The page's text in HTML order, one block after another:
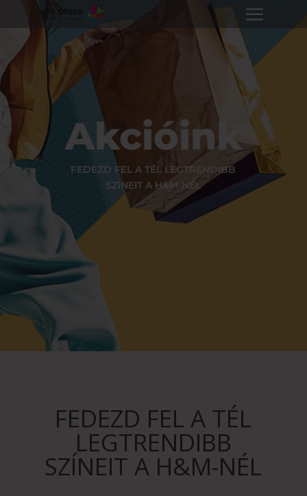
Akcióink
FEDEZD FEL A TÉL LEGTRENDIBB
SZÍNEIT A H&M-NÉL
FEDEZD FEL A TÉL
LEGTRENDIBB
SZÍNEIT A H&M-NÉL